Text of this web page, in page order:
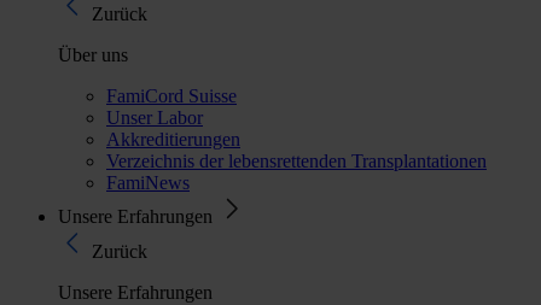
Zurück
Über uns
FamiCord Suisse
Unser Labor
Akkreditierungen
Verzeichnis der lebensrettenden Transplantationen
FamiNews
Unsere Erfahrungen
Zurück
Unsere Erfahrungen